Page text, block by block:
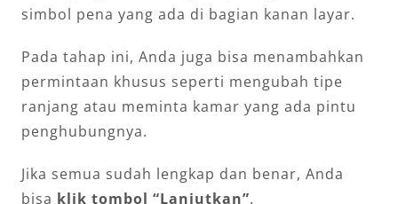
simbol pena yang ada di bagian kanan layar.
Pada tahap ini, Anda juga bisa menambahkan
permintaan khusus seperti mengubah tipe
ranjang atau meminta kamar yang ada pintu
penghubungnya.
Jika semua sudah lengkap dan benar, Anda
bisa klik tombol “Lanjutkan”.